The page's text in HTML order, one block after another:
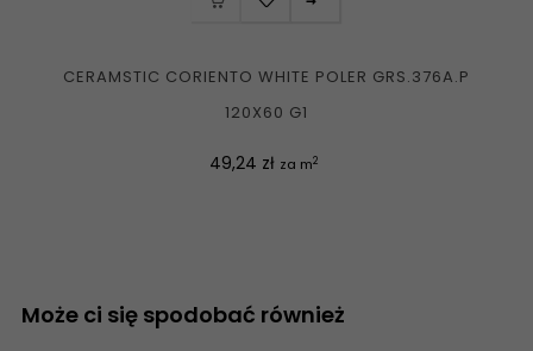
CERAMSTIC CORIENTO WHITE POLER GRS.376A.P
120X60 G1
Cena
49,24 zł za m2
Może ci się spodobać również